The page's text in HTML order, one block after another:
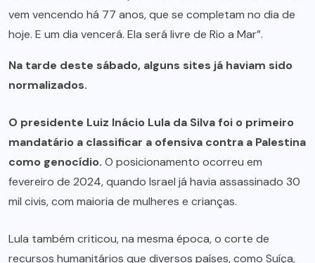
vem vencendo há 77 anos, que se completam no dia de
hoje. E um dia vencerá. Ela será livre de Rio a Mar”.
Na tarde deste sábado, alguns sites já haviam sido
normalizados.
O presidente Luiz Inácio Lula da Silva foi o primeiro
mandatário a classificar a ofensiva contra a Palestina
como genocídio. O posicionamento ocorreu em
fevereiro de 2024, quando Israel já havia assassinado 30
mil civis, com maioria de mulheres e crianças.
Lula também criticou, na mesma época, o corte de
recursos humanitários que diversos países, como Suíça,